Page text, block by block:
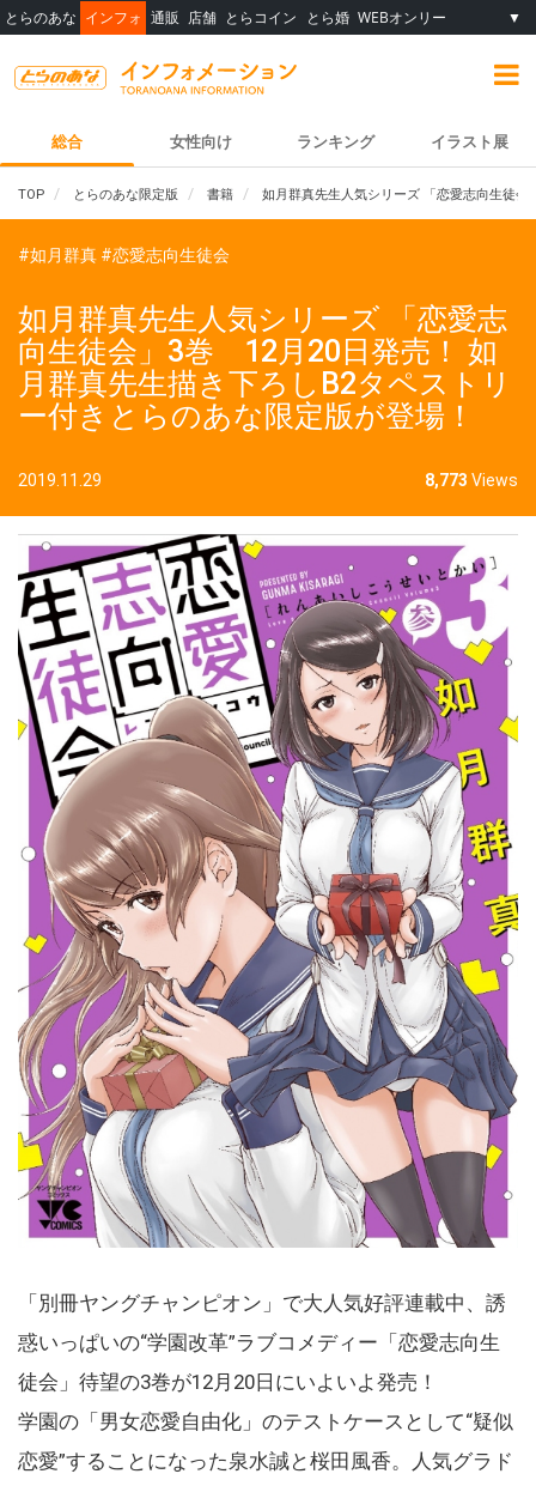
とらのあな インフォ 通販 店舗 とらコイン とら婚 WEBオンリー ▼
総合 女性向け ランキング イラスト展
TOP とらのあな限定版 書籍 如月群真先生人気シリーズ 「恋愛志向生徒
#如月群真 #恋愛志向生徒会
如月群真先生人気シリーズ 「恋愛志
向生徒会」3巻 12月20日発売！ 如
月群真先生描き下ろしB2タペストリ
ー付きとらのあな限定版が登場！
2019.11.29 8,773 Views
「別冊ヤングチャンピオン」で大人気好評連載中、誘
惑いっぱいの“学園改革”ラブコメディー「恋愛志向生
徒会」待望の3巻が12月20日にいよいよ発売！
学園の「男女恋愛自由化」のテストケースとして“疑似
恋愛”することになった泉水誠と桜田風香。人気グラド